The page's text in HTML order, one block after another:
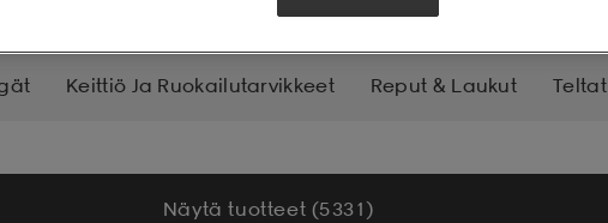
Keittiö Ja Ruokailutarvikkeet Reput & Laukut Teltat
Näytä tuotteet (5 331)